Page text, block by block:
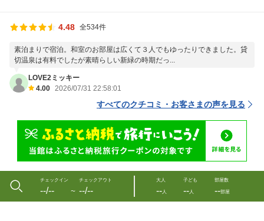
4.48 全534件
素泊まりで宿泊。和室のお部屋は広くて３人でもゆったりできました。貸
切温泉は有料でしたが素晴らしい新緑の時期だっ...
LOVE2ミッキー
4.00 2026/07/31 22:58:01
すべてのクチコミ・お客さまの声を見る
チェックイン
--/-- 〜
チェックアウト
--/--
大人
--人
子ども
--人
部屋数
--部屋